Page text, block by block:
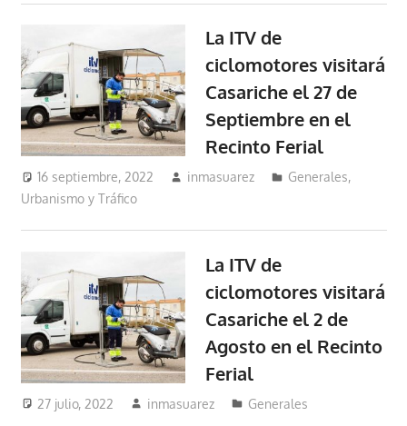
La ITV de
ciclomotores visitará
Casariche el 27 de
Septiembre en el
Recinto Ferial
16 septiembre, 2022 inmasuarez Generales,
Urbanismo y Tráfico
La ITV de
ciclomotores visitará
Casariche el 2 de
Agosto en el Recinto
Ferial
27 julio, 2022 inmasuarez Generales